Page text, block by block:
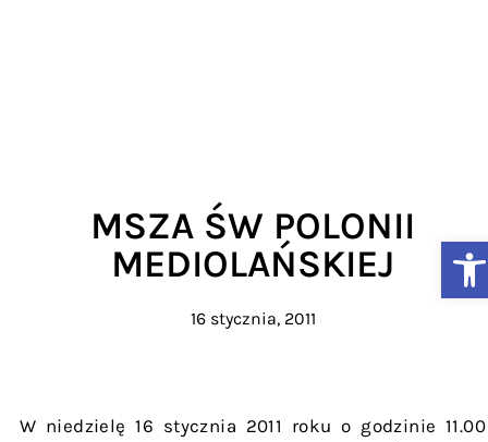
MSZA ŚW POLONII
MEDIOLAŃSKIEJ
16 stycznia, 2011
W niedzielę 16 stycznia 2011 roku o godzinie 11.00